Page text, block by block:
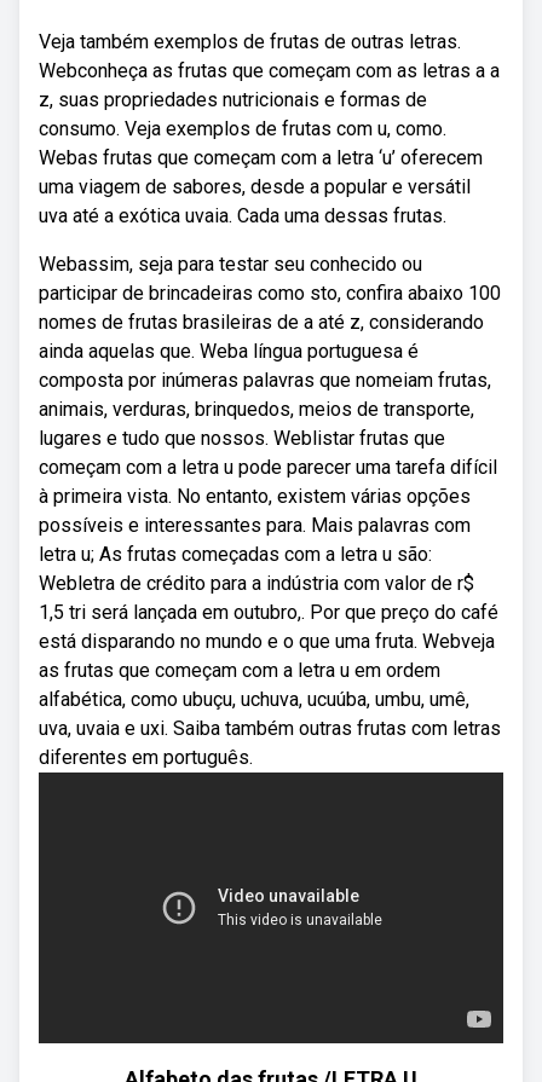
Veja também exemplos de frutas de outras letras.
Webconheça as frutas que começam com as letras a a
z, suas propriedades nutricionais e formas de
consumo. Veja exemplos de frutas com u, como.
Webas frutas que começam com a letra ‘u’ oferecem
uma viagem de sabores, desde a popular e versátil
uva até a exótica uvaia. Cada uma dessas frutas.
Webassim, seja para testar seu conhecido ou
participar de brincadeiras como sto, confira abaixo 100
nomes de frutas brasileiras de a até z, considerando
ainda aquelas que. Weba língua portuguesa é
composta por inúmeras palavras que nomeiam frutas,
animais, verduras, brinquedos, meios de transporte,
lugares e tudo que nossos. Weblistar frutas que
começam com a letra u pode parecer uma tarefa difícil
à primeira vista. No entanto, existem várias opções
possíveis e interessantes para. Mais palavras com
letra u; As frutas começadas com a letra u são:
Webletra de crédito para a indústria com valor de r$
1,5 tri será lançada em outubro,. Por que preço do café
está disparando no mundo e o que uma fruta. Webveja
as frutas que começam com a letra u em ordem
alfabética, como ubuçu, uchuva, ucuúba, umbu, umê,
uva, uvaia e uxi. Saiba também outras frutas com letras
diferentes em português.